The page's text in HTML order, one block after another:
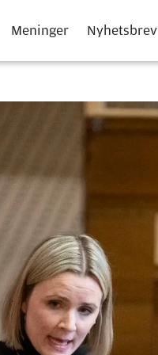
Meninger Nyhetsbrev